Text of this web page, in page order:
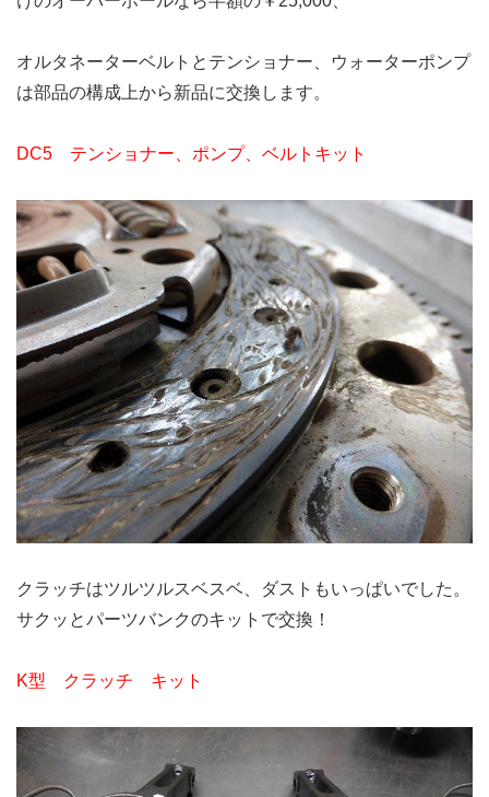
オルタネーターベルトとテンショナー、ウォーターポンプ
は部品の構成上から新品に交換します。
DC5 テンショナー、ポンプ、ベルトキット
クラッチはツルツルスベスベ、ダストもいっぱいでした。
サクッとパーツバンクのキットで交換！
K型 クラッチ キット